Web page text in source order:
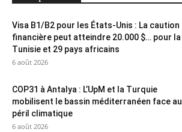
Visa B1/B2 pour les États-Unis : La caution
financière peut atteindre 20.000 $… pour la
Tunisie et 29 pays africains
6 août 2026
COP31 à Antalya : L’UpM et la Turquie
mobilisent le bassin méditerranéen face au
péril climatique
6 août 2026